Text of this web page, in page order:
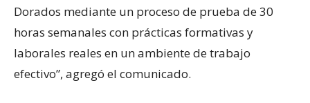
Dorados mediante un proceso de prueba de 30
horas semanales con prácticas formativas y
laborales reales en un ambiente de trabajo
efectivo”, agregó el comunicado.